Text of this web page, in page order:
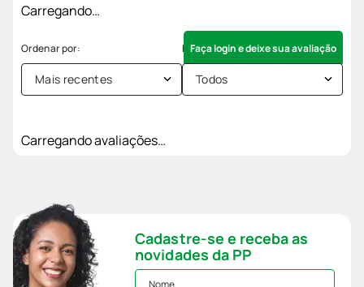
Carregando…
Faça login e deixe sua avaliação
Mais recentes Todos
Carregando avaliações…
Cadastre-se e receba as
novidades da PP